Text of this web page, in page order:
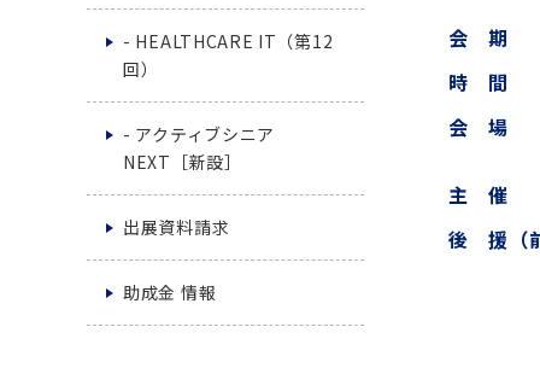
会 期
時 間
会 場
主 催
後 援（
- HEALTHCARE IT（第12
回）
- アクティブシニア
NEXT［新設］
出展資料請求
助成金 情報